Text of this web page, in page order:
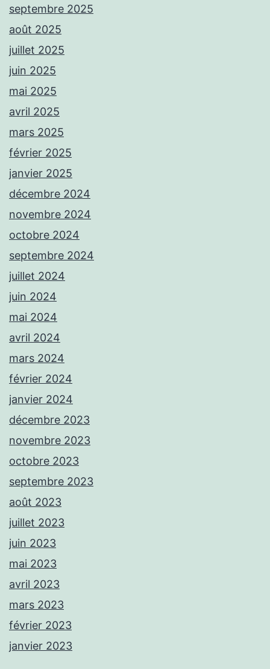
septembre 2025
août 2025
juillet 2025
juin 2025
mai 2025
avril 2025
mars 2025
février 2025
janvier 2025
décembre 2024
novembre 2024
octobre 2024
septembre 2024
juillet 2024
juin 2024
mai 2024
avril 2024
mars 2024
février 2024
janvier 2024
décembre 2023
novembre 2023
octobre 2023
septembre 2023
août 2023
juillet 2023
juin 2023
mai 2023
avril 2023
mars 2023
février 2023
janvier 2023